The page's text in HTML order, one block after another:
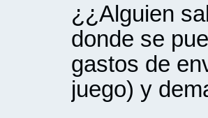
¿¿Alguien
donde se
gastos de
juego) y